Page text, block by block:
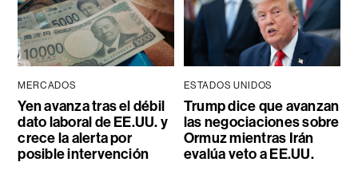
MERCADOS
Yen avanza tras el débil
dato laboral de EE.UU. y
crece la alerta por
posible intervención
ESTADOS UNIDOS
Trump dice que avanzan
las negociaciones sobre
Ormuz mientras Irán
evalúa veto a EE.UU.